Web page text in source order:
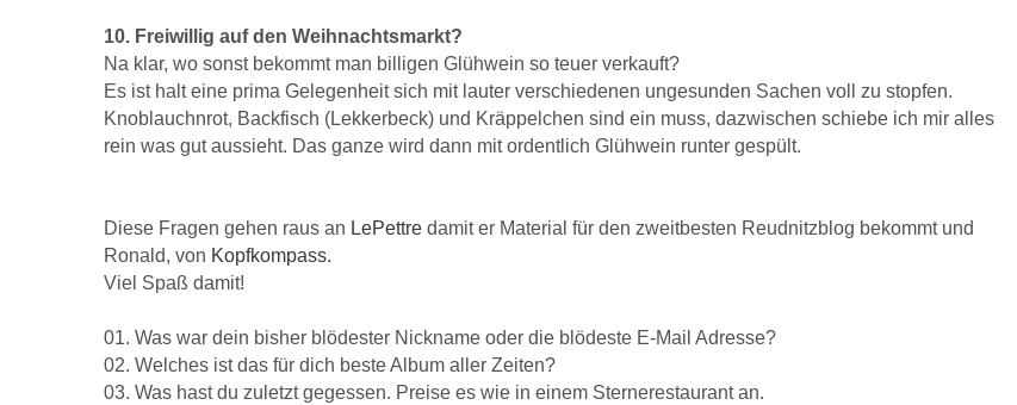
10. Freiwillig auf den Weihnachtsmarkt?
Na klar, wo sonst bekommt man billigen Glühwein so teuer verkauft?
Es ist halt eine prima Gelegenheit sich mit lauter verschiedenen ungesunden Sachen voll zu stopfen.
Knoblauchnrot, Backfisch (Lekkerbeck) und Kräppelchen sind ein muss, dazwischen schiebe ich mir alles
rein was gut aussieht. Das ganze wird dann mit ordentlich Glühwein runter gespült.
Diese Fragen gehen raus an LePettre damit er Material für den zweitbesten Reudnitzblog bekommt und
Ronald, von Kopfkompass.
Viel Spaß damit!
01. Was war dein bisher blödester Nickname oder die blödeste E-Mail Adresse?
02. Welches ist das für dich beste Album aller Zeiten?
03. Was hast du zuletzt gegessen. Preise es wie in einem Sternerestaurant an.